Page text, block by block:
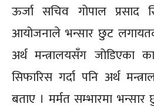
ऊर्जा सचिव गोपाल प्रसाद
आयोजनाले भन्सार छुट
अर्थ मन्त्रालयसँग जोडिएका
सिफारिस गर्दा पनि अर्थ
बताए । मर्मत सम्भारमा